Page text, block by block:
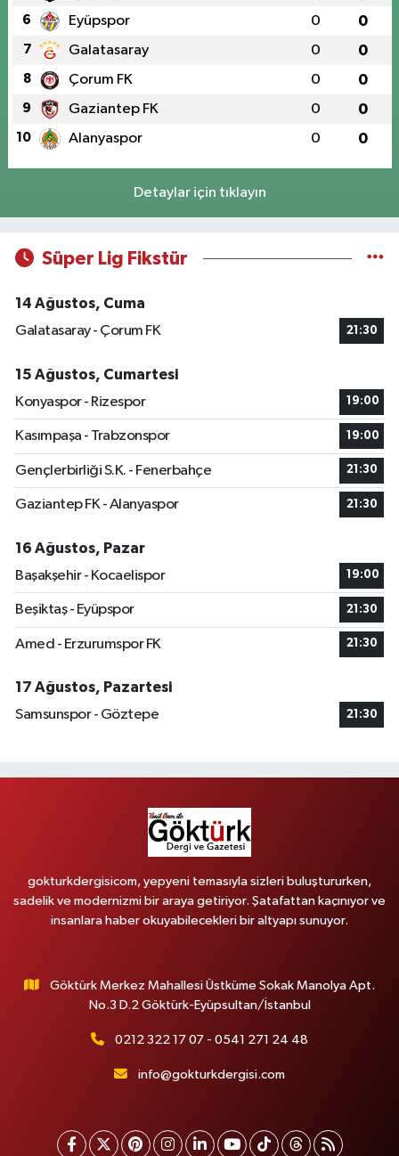
6 Eyüpspor 0 0
7 Galatasaray 0 0
8 Çorum FK 0 0
9 Gaziantep FK 0 0
10 Alanyaspor 0 0
Detaylar için tıklayın
Süper Lig Fikstür
14 Ağustos, Cuma
Galatasaray - Çorum FK
21:30
15 Ağustos, Cumartesi
Konyaspor - Rizespor
19:00
Kasımpaşa - Trabzonspor 19:00
Gençlerbirliği S.K. - Fenerbahçe 21:30
Gaziantep FK - Alanyaspor 21:30
16 Ağustos, Pazar
Başakşehir - Kocaelispor
19:00
Beşiktaş - Eyüpspor 21:30
Amed - Erzurumspor FK 21:30
17 Ağustos, Pazartesi
Samsunspor - Göztepe
21:30
gokturkdergisicom, yepyeni temasıyla sizleri buluştururken,
sadelik ve modernizmi bir araya getiriyor. Şatafattan kaçınıyor ve
insanlara haber okuyabilecekleri bir altyapı sunuyor.
Göktürk Merkez Mahallesi Üstküme Sokak Manolya Apt.
No.3 D.2 Göktürk-Eyüpsultan/İstanbul
0212 322 17 07 - 0541 271 24 48
info@gokturkdergisi.com